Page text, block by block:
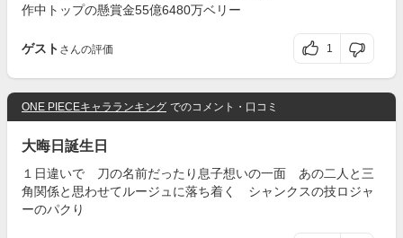
作中トップの懸賞金55億6480万ベリー
ゲスト さんの評価 1
ONE PIECEキャラランキング でのコメント・口コミ
大晦日誕生日
１日違いで 刀の名前だったり息子想いの一面 あの二人と三
角関係と思わせてルージュに落ち着く シャンクスの技ロジャ
ーのパクり